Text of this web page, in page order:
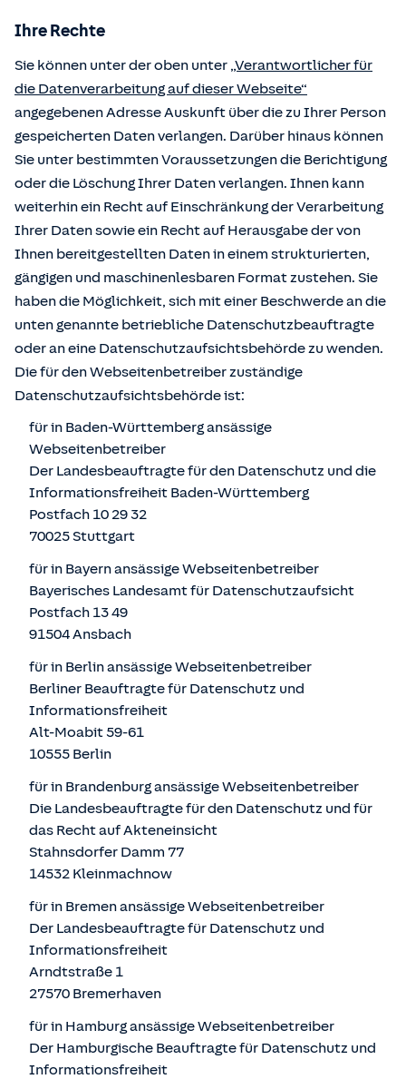
Ihre Rechte
Sie können unter der oben unter „Verantwortlicher für
die Datenverarbeitung auf dieser Webseite“
angegebenen Adresse Auskunft über die zu Ihrer Person
gespeicherten Daten verlangen. Darüber hinaus können
Sie unter bestimmten Voraussetzungen die Berichtigung
oder die Löschung Ihrer Daten verlangen. Ihnen kann
weiterhin ein Recht auf Einschränkung der Verarbeitung
Ihrer Daten sowie ein Recht auf Herausgabe der von
Ihnen bereitgestellten Daten in einem strukturierten,
gängigen und maschinenlesbaren Format zustehen. Sie
haben die Möglichkeit, sich mit einer Beschwerde an die
unten genannte betriebliche Datenschutzbeauftragte
oder an eine Datenschutzaufsichtsbehörde zu wenden.
Die für den Webseitenbetreiber zuständige
Datenschutzaufsichtsbehörde ist:
für in Baden-Württemberg ansässige
Webseitenbetreiber
Der Landesbeauftragte für den Datenschutz und die
Informationsfreiheit Baden-Württemberg
Postfach 10 29 32
70025 Stuttgart
für in Bayern ansässige Webseitenbetreiber
Bayerisches Landesamt für Datenschutzaufsicht
Postfach 13 49
91504 Ansbach
für in Berlin ansässige Webseitenbetreiber
Berliner Beauftragte für Datenschutz und
Informationsfreiheit
Alt-Moabit 59-61
10555 Berlin
für in Brandenburg ansässige Webseitenbetreiber
Die Landesbeauftragte für den Datenschutz und für
das Recht auf Akteneinsicht
Stahnsdorfer Damm 77
14532 Kleinmachnow
für in Bremen ansässige Webseitenbetreiber
Der Landesbeauftragte für Datenschutz und
Informationsfreiheit
Arndtstraße 1
27570 Bremerhaven
für in Hamburg ansässige Webseitenbetreiber
Der Hamburgische Beauftragte für Datenschutz und
Informationsfreiheit